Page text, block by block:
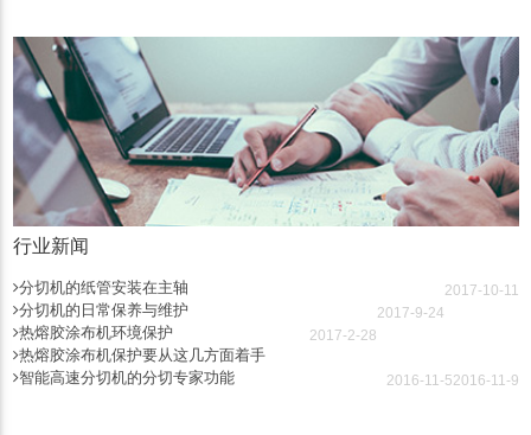
行业新闻
分切机的纸管安装在主轴 2017-10-11
分切机的日常保养与维护 2017-9-24
热熔胶涂布机环境保护 2017-2-28
热熔胶涂布机保护要从这几方面着手
2016-11-9
智能高速分切机的分切专家功能 2016-11-5